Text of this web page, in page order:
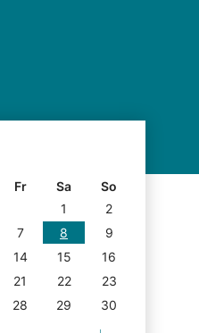
Fr Sa
So
1
2
7 8
9
14 15
16
21 22
23
28 29
30